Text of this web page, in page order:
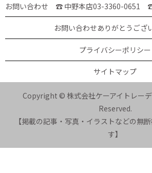
お問い合わせ ☎ 中野本店03-3360-0651 ☎
お問い合わせありがとうござ
プライバシーポリシー
サイトマップ
Copyright © 株式会社ケーアイトレー
Reserved.
【掲載の記事・写真・イラストなどの無
す】